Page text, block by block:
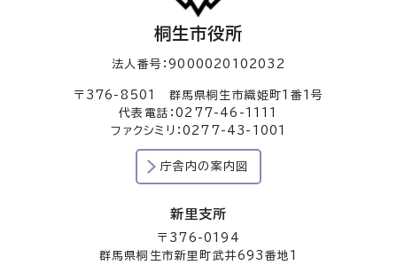
桐生市役所
法人番号：9000020102032
〒376-8501 群馬県桐生市織姫町1番1号
代表電話：0277-46-1111
ファクシミリ：0277-43-1001
庁舎内の案内図
新里支所
〒376-0194
群馬県桐生市新里町武井693番地1